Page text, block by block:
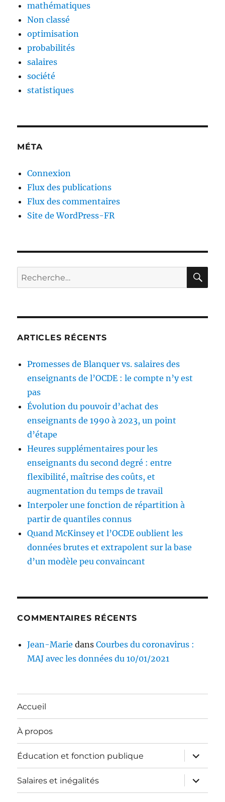
mathématiques
Non classé
optimisation
probabilités
salaires
société
statistiques
MÉTA
Connexion
Flux des publications
Flux des commentaires
Site de WordPress-FR
Recherche
pour :
ARTICLES RÉCENTS
Promesses de Blanquer vs. salaires des
enseignants de l’OCDE : le compte n’y est
pas
Évolution du pouvoir d’achat des
enseignants de 1990 à 2023, un point
d’étape
Heures supplémentaires pour les
enseignants du second degré : entre
flexibilité, maîtrise des coûts, et
augmentation du temps de travail
Interpoler une fonction de répartition à
partir de quantiles connus
Quand McKinsey et l’OCDE oublient les
données brutes et extrapolent sur la base
d’un modèle peu convaincant
COMMENTAIRES RÉCENTS
Jean-Marie dansCourbes du coronavirus :
MAJ avec les données du 10/01/2021
Accueil
À propos
Éducation et fonction publique
ouvrir
le
sous-
menu
Salaires et inégalités
ouvrir
le
sous-